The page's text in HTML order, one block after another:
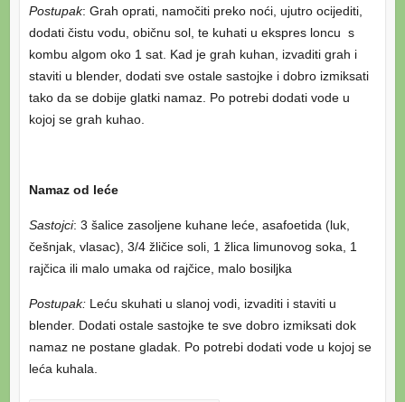
Postupak: Grah oprati, namočiti preko noći, ujutro ocijediti,
dodati čistu vodu, običnu sol, te kuhati u ekspres loncu s
kombu algom oko 1 sat. Kad je grah kuhan, izvaditi grah i
staviti u blender, dodati sve ostale sastojke i dobro izmiksati
tako da se dobije glatki namaz. Po potrebi dodati vode u
kojoj se grah kuhao.
Namaz od leće
Sastojci: 3 šalice zasoljene kuhane leće, asafoetida (luk,
češnjak, vlasac), 3/4 žličice soli, 1 žlica limunovog soka, 1
rajčica ili malo umaka od rajčice, malo bosiljka
Postupak:Leću skuhati u slanoj vodi, izvaditi i staviti u
blender. Dodati ostale sastojke te sve dobro izmiksati dok
namaz ne postane gladak. Po potrebi dodati vode u kojoj se
leća kuhala.